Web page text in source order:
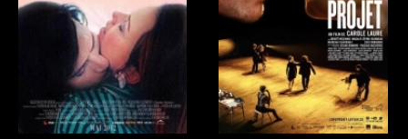
Romantiques
Science-fiction
Thrillers
Décennies